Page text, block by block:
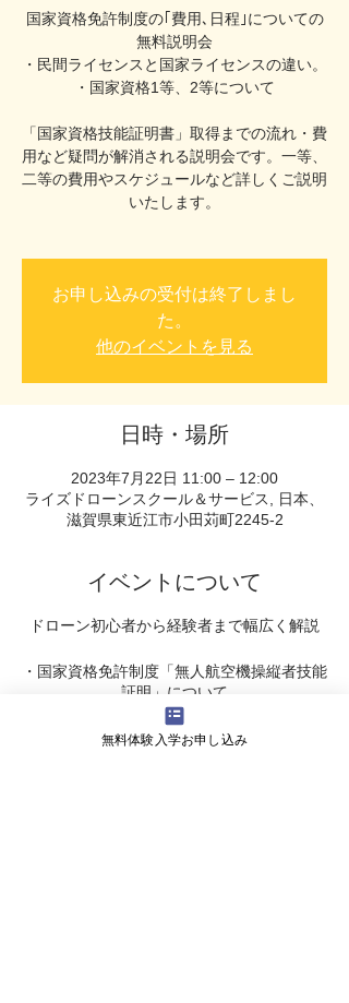
国家資格免許制度の｢費用､日程｣についての
無料説明会
・民間ライセンスと国家ライセンスの違い。
・国家資格1等、2等について
「国家資格技能証明書」取得までの流れ・費
用など疑問が解消される説明会です。一等、
二等の費用やスケジュールなど詳しくご説明
いたします。
お申し込みの受付は終了しまし
た。
他のイベントを見る
日時・場所
2023年7月22日 11:00 – 12:00
ライズドローンスクール＆サービス, 日本、
滋賀県東近江市小田苅町2245-2
イベントについて
ドローン初心者から経験者まで幅広く解説
・国家資格免許制度「無人航空機操縦者技能
証明」について
・二等無人航空機操縦士、一等無人航空機操
縦士の違い
無料体験入学お申し込み